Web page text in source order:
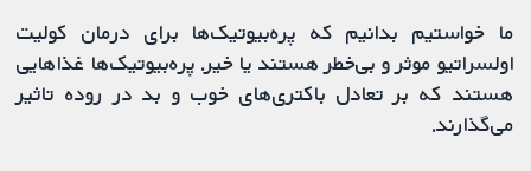
ما خواستیم بدانیم که پره‌بیوتیک‌ها برای درمان کولیت
اولسراتیو موثر و بی‌خطر هستند یا خیر. پره‌بیوتیک‌ها غذاهایی
هستند که بر تعادل باکتری‌های خوب و بد در روده تاثیر
می‌گذارند.